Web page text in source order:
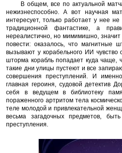
В общем, все по актуальной
нежизнеспособно. А вот научная
интересует, только работает у нее
традиционной фантастике, а
нереалистично, но мимимишно,
повести: оказалось, что магнитные
вызывают у корабельного ИИ чувство
шторма корабль попадает куда чаще,
такие дни улицы пустеют и все
совершения преступлений. И
главная героиня, судовой детектив
себя в ведущем в библиотеку
пораженного артритом тела
теле молодой и привлекательной
весьма загадочных предметов,
преступления.